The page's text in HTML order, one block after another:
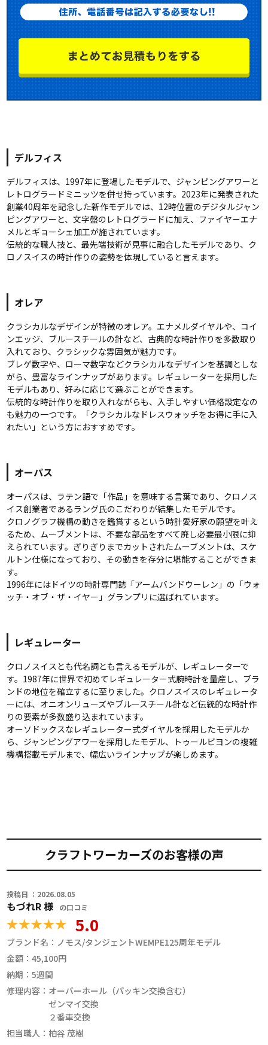
デルフィス
デルフィスは、1997年に登場したモデルで、ジャンピングアワーと
レトログラードミニッツを併せ持っています。2023年に発表された
創業40周年を記念した新作モデルでは、12時位置のデジタルジャン
ピングアワーと、文字盤のレトログラードに加え、ファイヤーエナ
メルとギョーシェ加工が施されています。
伝統的な職人技と、最先端技術が見事に融合したモデルであり、ク
ロノスイスの時計作りの姿勢を体現していると言えます。
オレア
クラシカルなデザインが特徴のオレア。エナメルダイヤルや、コイ
ンエッジ、ブルースチールの針など、古典的な時計作りを多数取り
入れており、クラシックな雰囲気が魅力です。
ブレゲ数字や、ローマ数字などクラシカルなデザインを基調としな
がら、豊富なラインナップがあります。レギュレーターを採用した
モデルもあり、好みに応じて選ぶことができます。
伝統的な時計作りを取り入れながらも、入手しやすい価格設定なの
も魅力の一つです。「クラシカルなドレスウォッチをお得に手に入
れたい」という方におすすめです。
オーパス
オーパスは、ラテン語で「作品」を意味する言葉であり、クロノス
イス創業者であるラング氏のこだわりが結集したモデルです。
クロノグラフ機構の動きを鑑賞するという時計愛好家の願望を叶え
るため、ムーブメントは、不要な部品をすべて廃し必要最小限に抑
えられています。ぎりぎりまでカットされたムーブメントは、スケ
ルトン仕様になっており、その動きを存分に堪能することができま
す。
1996年にはドイツの時計専門誌「アームバンドウーレン」の「ウォ
ッチ・オブ・ザ・イヤー」グランプリに選ばれています。
レギュレーター
クロノスイスとも代名詞とも言えるモデルが、レギュレーターで
す。1987年に世界で初めてレギュレーター式腕時計を量産し、ブラ
ンドの地位を確立するに至りました。クロノスイスのレギュレータ
ーには、オニオンリューズやブルースチール針など伝統的な時計作
りの要素が多数盛り込まれています。
オーソドックスなレギュレーター式ダイヤルを採用したモデルか
ら、ジャンピングアワーを採用したモデル、トゥールビヨンの複雑
機構搭載モデルまで、幅広いラインナップが楽しめます。
クラフトワーカーズのお客様の声
投稿日 ：2026.08.05
もづれR 様 の口コミ
5.0
ブランド名： ノモス/タンジェントWEMPE125周年モデル
金額：45,100円
納期：5週間
修理内容： オーバーホール（パッキン交換含む）
ゼンマイ交換
２番車交換
担当職人： 柏谷 茂樹